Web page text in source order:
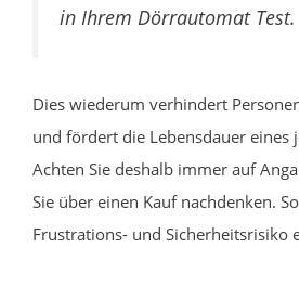
in Ihrem Dörrautomat Test.
Dies wiederum verhindert
und fördert die Lebensdauer eines
Achten Sie deshalb immer auf
Sie über einen Kauf nachdenken.
Frustrations- und Sicherheitsrisiko